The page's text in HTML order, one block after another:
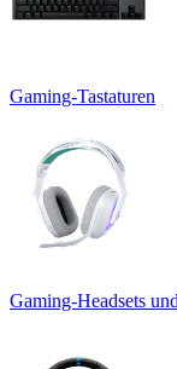
Gaming-Tastaturen
Gaming-Headsets